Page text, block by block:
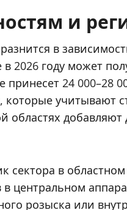
и
в
году может
24 000–28
учитывают
добавляют
в
центральном
розыска или